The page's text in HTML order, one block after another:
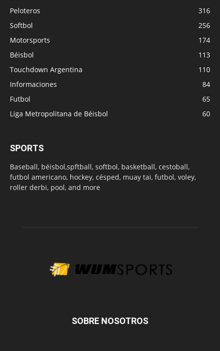
Peloteros
316
Softbol
256
Motorsports
174
Béisbol
113
Touchdown Argentina
110
Informaciones
84
Futbol
65
Liga Metropolitana de Béisbol
60
SPORTS
Baseball, béisbol,spftball, softbol, basketball, cestoball,
futbol americano, hockey, césped, muay tai, futbol, voley,
roller derbi, pool, and more
SOBRE NOSOTROS